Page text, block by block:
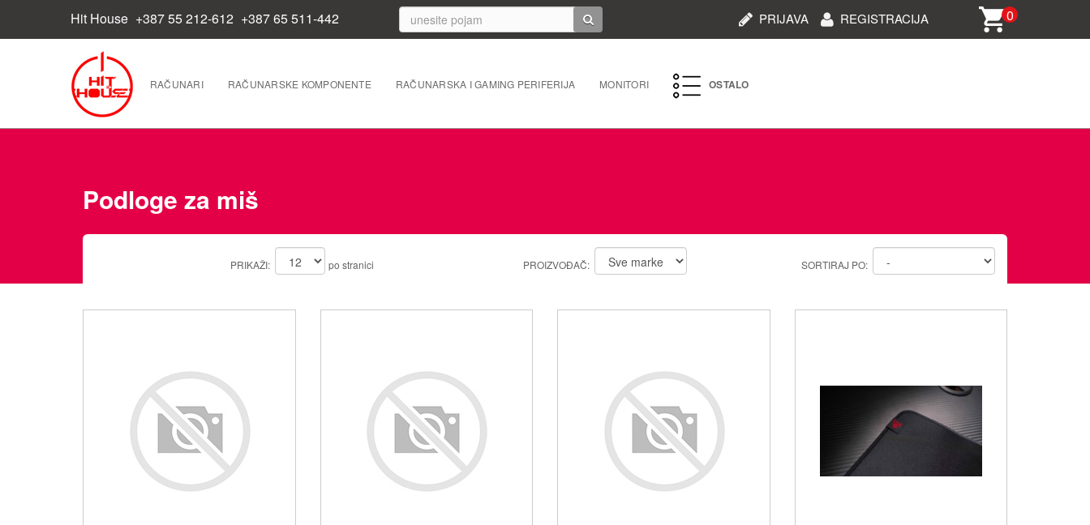
Hit House +387 55 212-612 +387 65 511-442 REGISTRACIJA
PRIJAVA 0
RAČUNARI RAČUNARSKE KOMPONENTE RAČUNARSKA I GAMING PERIFERIJA MONITORI OSTALO
Tableti i oprema
Oukitel telefoni/oprema/dijelovi
Kablovi i adapteri
Alati i oprema za servise mobilnih tel.
Printeri i toneri
Podloge za miš
PRIKAŽI: po stranici PROIZVOĐAČ: SORTIRAJ PO: